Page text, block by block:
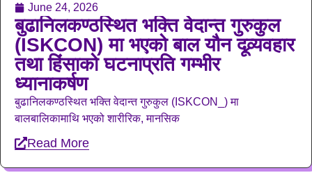
June 24, 2026
बुढानिलकण्ठस्थित भक्ति वेदान्त गुरुकुल
(ISKCON) मा भएको बाल यौन दूव्र्यवहार
तथा हिंसाको घटनाप्रति गम्भीर
ध्यानाकर्षण
बुढानिलकण्ठस्थित भक्ति वेदान्त गुरुकुल (ISKCON_) मा
बालबालिकामाथि भएको शारीरिक, मानसिक
Read More